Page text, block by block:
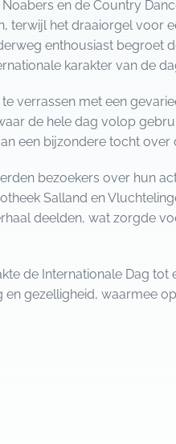
en de Country
terwijl het draaiorgel voor
enthousiast begroet
karakter van de
verrassen met een
de hele dag volop
een bijzondere tocht over
bezoekers over hun
Salland en
deelden, wat zorgde
de Internationale Dag tot
gezelligheid, waarmee